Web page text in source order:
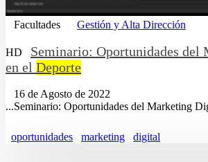
Facultades Gestión y Alta Dirección
HD
Seminario: Oportunidades
en el Deporte
16 de Agosto de 2022
...Seminario: Oportunidades del Marketing
oportunidades marketing digital